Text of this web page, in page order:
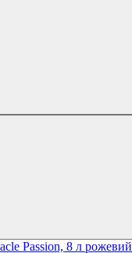
Passion, 8 л рожевий